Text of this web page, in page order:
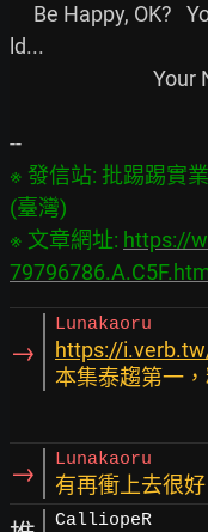
ld...
※ 發信站: 批踢踢實
(臺灣)
※ 文章網址: https://
→
Lunakaoru
https://
本集泰趨第一
→ Lunakaoru
有再衝上去很好
CalliopeR